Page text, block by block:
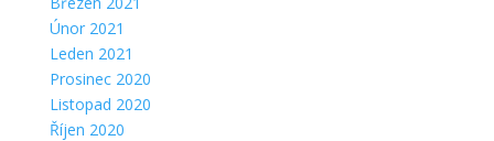
Únor 2021
Leden 2021
Prosinec 2020
Listopad 2020
Říjen 2020